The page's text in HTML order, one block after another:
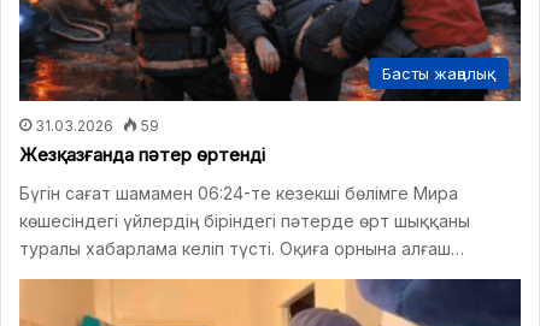
Басты жаңалық
31.03.2026 59
Жезқазғанда пәтер өртенді
Бүгін сағат шамамен 06:24-те кезекші бөлімге Мира
көшесіндегі үйлердің біріндегі пәтерде өрт шыққаны
туралы хабарлама келіп түсті. Оқиға орнына алғаш…